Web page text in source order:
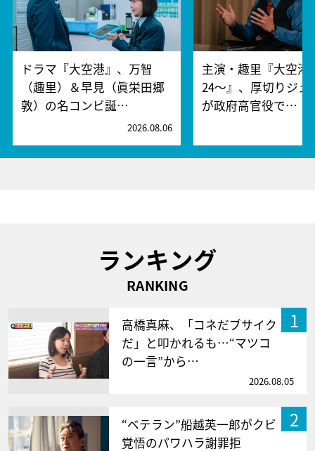
ドラマ『大空港』、万智
（趣里）＆早見（眞栄田郷
敦）の名コンビ誕…
2026.08.06
主演・趣里『大空港
24～』、厚切りジェ
が政府高官役で…
ランキング
RANKING
1
高橋真麻、「コネだブサイク
だ」と叩かれるも…“マツコ
の一言”から…
2026.08.05
2
“ベテラン”船越英一郎がクビ
覚悟のパワハラ謝罪拒